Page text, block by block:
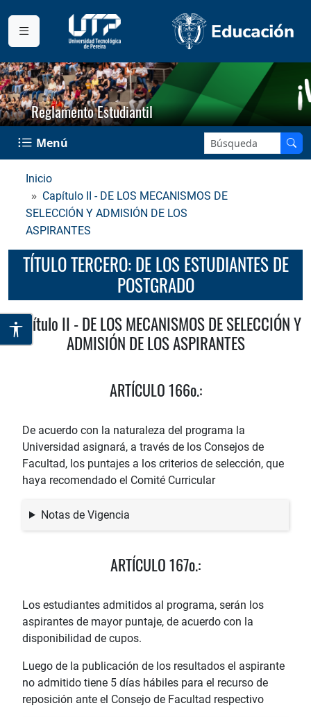
Reglamento Estudiantil
Menú Buscar en el sitio:
Inicio
Capítulo II - DE LOS MECANISMOS DE
SELECCIÓN Y ADMISIÓN DE LOS
ASPIRANTES
TÍTULO TERCERO: DE LOS ESTUDIANTES DE
POSTGRADO
Capítulo II - DE LOS MECANISMOS DE SELECCIÓN Y
ADMISIÓN DE LOS ASPIRANTES
ARTÍCULO 166o.:
De acuerdo con la naturaleza del programa la
Universidad asignará, a través de los Consejos de
Facultad, los puntajes a los criterios de selección, que
haya recomendado el Comité Curricular
Notas de Vigencia
ARTÍCULO 167o.:
Los estudiantes admitidos al programa, serán los
aspirantes de mayor puntaje, de acuerdo con la
disponibilidad de cupos.
Luego de la publicación de los resultados el aspirante
no admitido tiene 5 días hábiles para el recurso de
reposición ante el Consejo de Facultad respectivo